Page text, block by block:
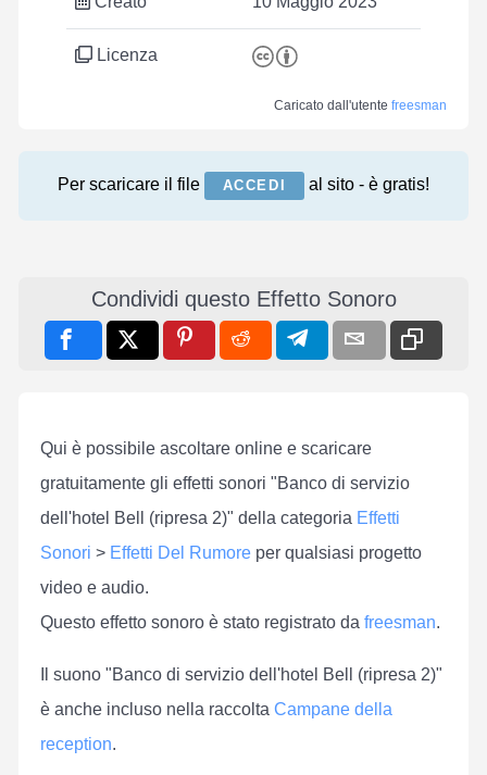
Licenza
Caricato dall'utente freesman
Per scaricare il file ACCEDI al sito - è gratis!
Condividi questo Effetto Sonoro
Qui è possibile ascoltare online e scaricare
gratuitamente gli effetti sonori "Banco di servizio
dell'hotel Bell (ripresa 2)" della categoria Effetti
Sonori > Effetti Del Rumore per qualsiasi progetto
video e audio.
Questo effetto sonoro è stato registrato da freesman.
Il suono "Banco di servizio dell'hotel Bell (ripresa 2)"
è anche incluso nella raccolta Campane della
reception.